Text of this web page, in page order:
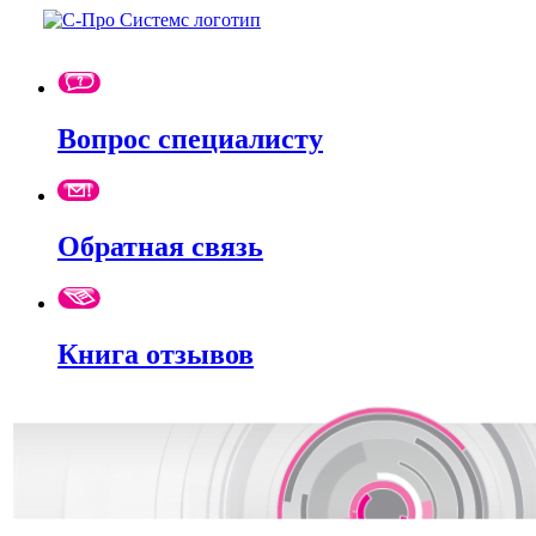
Вопрос специалисту
Обратная связь
Книга отзывов